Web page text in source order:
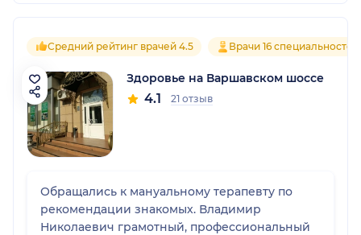
Средний рейтинг врачей 4.5 Врачи 16 специальностей
Здоровье на Варшавском шоссе
4.1 21 отзыв
Обращались к мануальному терапевту по
рекомендации знакомых. Владимир
Николаевич грамотный, профессиональный